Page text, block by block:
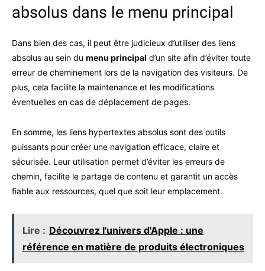
absolus dans le menu principal
Dans bien des cas, il peut être judicieux d’utiliser des liens
absolus au sein du menu principal d’un site afin d’éviter toute
erreur de cheminement lors de la navigation des visiteurs. De
plus, cela facilite la maintenance et les modifications
éventuelles en cas de déplacement de pages.
En somme, les liens hypertextes absolus sont des outils
puissants pour créer une navigation efficace, claire et
sécurisée. Leur utilisation permet d’éviter les erreurs de
chemin, facilite le partage de contenu et garantit un accès
fiable aux ressources, quel que soit leur emplacement.
Lire : Découvrez l'univers d'Apple : une
référence en matière de produits électroniques